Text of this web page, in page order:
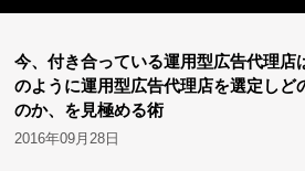
今、付き合っている運用型広告代理店
のように運用型広告代理店を選定しど
のか、を見極める術
2016年09月28日